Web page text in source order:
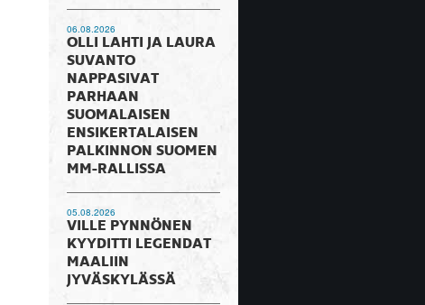
06.08.2026
OLLI LAHTI JA LAURA
SUVANTO
NAPPASIVAT
PARHAAN
SUOMALAISEN
ENSIKERTALAISEN
PALKINNON SUOMEN
MM-RALLISSA
05.08.2026
VILLE PYNNÖNEN
KYYDITTI LEGENDAT
MAALIIN
JYVÄSKYLÄSSÄ